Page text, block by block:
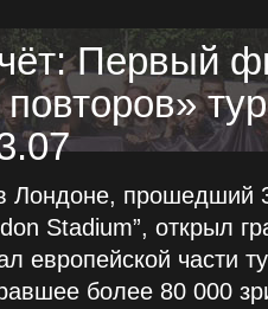
Первый
Лондоне, прошедший
Stadium”, открыл
европейской части
более 80 000